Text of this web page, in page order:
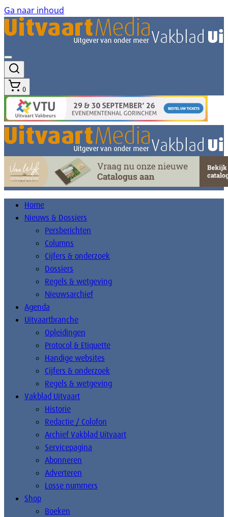
Ga naar inhoud
0
Home
Nieuws & Dossiers
Persberichten
Columns
Cijfers & onderzoek
Dossiers
Regels & wetgeving
Nieuwsarchief
Agenda
Uitvaartbranche
Opleidingen
Protocol & Etiquette
Handige websites
Cijfers & onderzoek
Regels & wetgeving
Vakblad Uitvaart
Historie
Redactie / Colofon
Archief Vakblad Uitvaart
Servicepagina
Abonneren
Adverteren
Losse nummers
Shop
Boeken